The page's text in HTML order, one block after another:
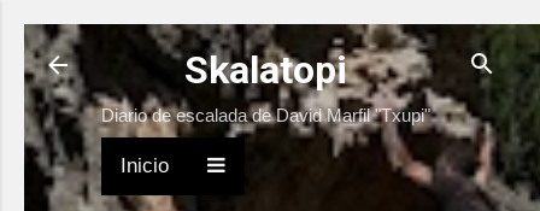
Ir al contenido principal
Skalatopi
Diario de escalada de David Marfil "Txupi"
Inicio